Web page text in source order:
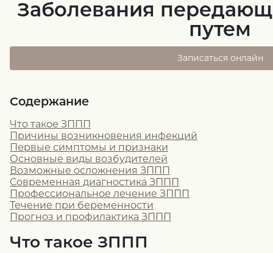
Заболевания
путем
Записаться онлайн
Содержание
Что такое ЗППП
Причины возникновения инфекций
Первые симптомы и признаки
Основные виды возбудителей
Возможные осложнения ЗППП
Современная диагностика ЗППП
Профессиональное лечение ЗППП
Течение при беременности
Прогноз и профилактика ЗППП
Что такое ЗППП